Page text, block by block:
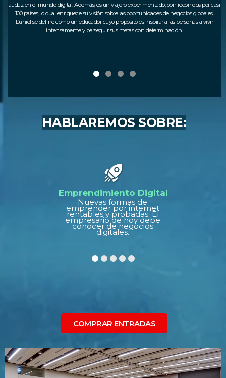
audaz en el mundo digital. Además, es un viajero experimentado, con recorridos por casi
100 países, lo cual enriquece su visión sobre las oportunidades de negocios globales.
Daniel se define como un educador cuyo propósito es inspirar a las personas a vivir
intensamente y perseguir sus metas con determinación.
HABLAREMOS SOBRE:
Emprendimiento Digital
Nuevas formas de
emprender por internet
rentables y probadas. El
empresario de hoy debe
conocer de negocios
digitales.
COMPRAR ENTRADAS